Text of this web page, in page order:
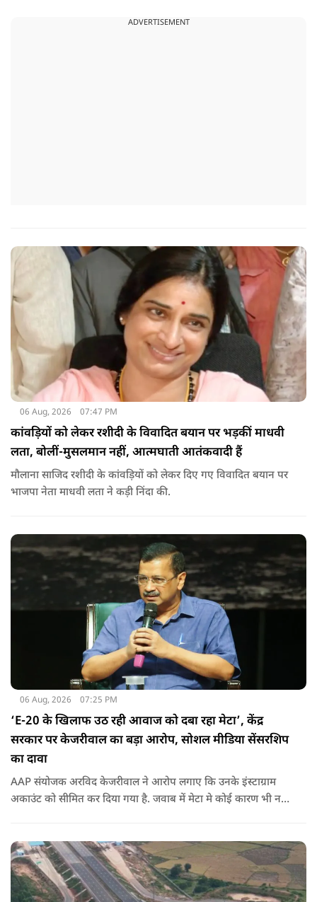
ADVERTISEMENT
06 Aug, 2026 07:47 PM
कांवड़ियों को लेकर रशीदी के विवादित बयान पर भड़कीं माधवी
लता, बोलीं-मुसलमान नहीं, आत्मघाती आतंकवादी हैं
मौलाना साजिद रशीदी के कांवड़ियों को लेकर दिए गए विवादित बयान पर
भाजपा नेता माधवी लता ने कड़ी निंदा की.
06 Aug, 2026 07:25 PM
‘E-20 के खिलाफ उठ रही आवाज को दबा रहा मेटा’, केंद्र
सरकार पर केजरीवाल का बड़ा आरोप, सोशल मीडिया सेंसरशिप
का दावा
AAP संयोजक अरविद केजरीवाल ने आरोप लगाए कि उनके इंस्टाग्राम
अकाउंट को सीमित कर दिया गया है. जवाब में मेटा मे कोई कारण भी नहीं